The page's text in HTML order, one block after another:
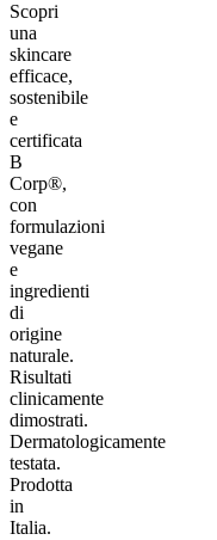
Scopri
una
skincare
efficace,
sostenibile
e
certificata
B
Corp®,
con
formulazioni
vegane
e
ingredienti
di
origine
naturale.
Risultati
clinicamente
dimostrati.
Dermatologicamente
testata.
Prodotta
in
Italia.